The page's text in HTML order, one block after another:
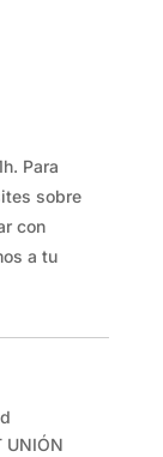
Para
sobre
con
a tu
UNIÓN